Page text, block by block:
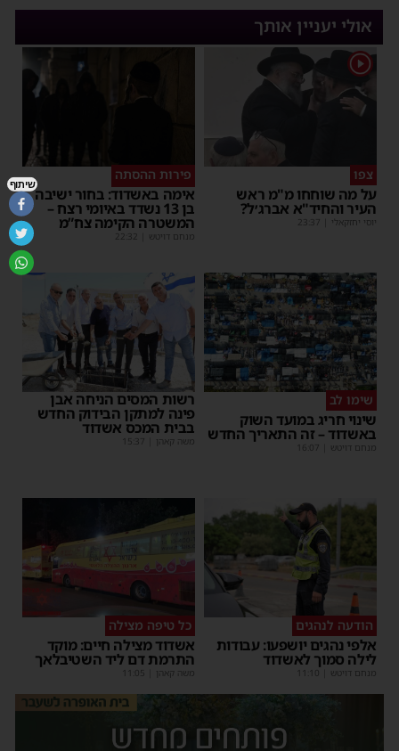
אולי יעניין אותך
1
צפו
על מה שוחחו מ"מ ראש
העיר והחיד"א אברג׳ל?
יוסי יחזקאלי 23:37
פירות ההסתה
אימה באשדוד: בחור ישיבה
בן 13 נשדד באיומי רצח –
המשטרה הקימה צח”מ
מנחם דויטש 22:32
שימו לב
שינוי חריג במועד השוק
באשדוד – זה התאריך החדש
מנחם דויטש 16:07
רשות המסים הניחה אבן
פינה למתקן הבידוק החדש
בבית המכס אשדוד
משה קאהן 15:37
הודעה לנהגים
אלפי נהגים יושפעו: עבודות
לילה סמוך לאשדוד
מנחם דויטש 11:10
כל טיפה מצילה
אשדוד מצילה חיים: מוקד
התרמת דם ליד השטיבלאך
משה קאהן 11:05
שיתוף